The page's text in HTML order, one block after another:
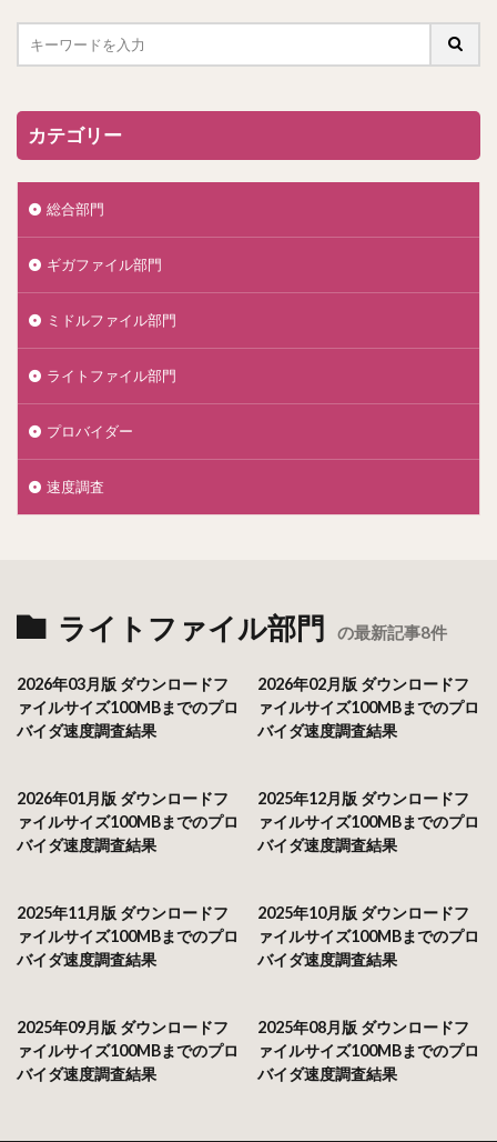
カテゴリー
総合部門
ギガファイル部門
ミドルファイル部門
ライトファイル部門
プロバイダー
速度調査
ライトファイル部門 の最新記事8件
2026年03月版 ダウンロードフ
ァイルサイズ100MBまでのプロ
バイダ速度調査結果
2026年02月版 ダウンロードフ
ァイルサイズ100MBまでのプロ
バイダ速度調査結果
2026年01月版 ダウンロードフ
ァイルサイズ100MBまでのプロ
バイダ速度調査結果
2025年12月版 ダウンロードフ
ァイルサイズ100MBまでのプロ
バイダ速度調査結果
2025年11月版 ダウンロードフ
ァイルサイズ100MBまでのプロ
バイダ速度調査結果
2025年10月版 ダウンロードフ
ァイルサイズ100MBまでのプロ
バイダ速度調査結果
2025年09月版 ダウンロードフ
ァイルサイズ100MBまでのプロ
バイダ速度調査結果
2025年08月版 ダウンロードフ
ァイルサイズ100MBまでのプロ
バイダ速度調査結果